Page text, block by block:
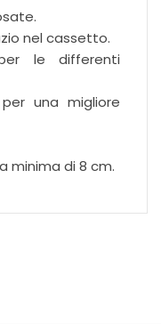
nel cassetto.
le differenti
una migliore
minima di 8 cm.